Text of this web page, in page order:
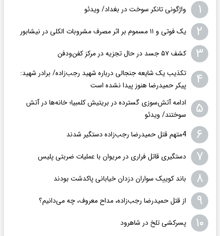
۱ واژگونی تانکر سوخت در بغداد/ ویدئو
۲ یک فوتی و ۱۱ مسموم بر اثر مصرف مشروبات الکلی در نیشابور
۳ کشف ۵۷ جسد در حال تجزیه در مرکز کفن‌ودفن
۴
تکذیب یک شایعه جنجالی درباره شهید رجب‌زاده/ برادر شهید:
پیکر حمیدرضا هنوز پیدا نشده است
۵
ادامه آتش‌سوزی گسترده در بریتیش کلمبیا؛ خانه‌ها در آتش
سوختند/ ویدئو
۶ 4متهم قتل حمیدرضا رجب‌زاده دستگیر شدند
۷ دستگیری قاتل فراری در مریوان با عملیات ضربتی پلیس
۸ باند کوییک سواران دزدان خیابانی پاکدشت بودند
۹ از قتل حمیدرضا رجب‌زاده، مداح معروف، چه می‌دانیم؟
۱۰ پسرکشی تلخ در شاهرود